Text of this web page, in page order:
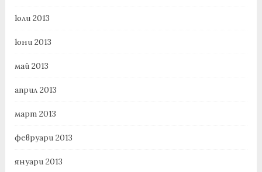
юли 2013
юни 2013
май 2013
април 2013
март 2013
февруари 2013
януари 2013